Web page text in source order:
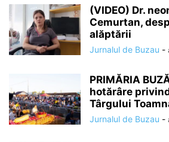
(VIDEO) Dr.
Cemurtan,
alăptării
Jurnalul de Buzau -
PRIMĂRIA
hotărâre
Târgului
Jurnalul de Buzau -